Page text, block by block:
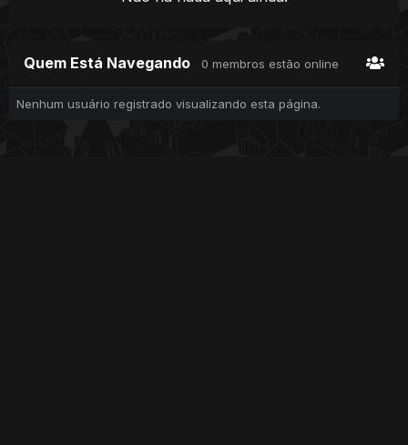
Quem Está Navegando 0 membros estão online
Nenhum usuário registrado visualizando esta página.